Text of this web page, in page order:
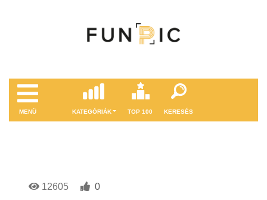
MENÜ KATEGÓRIÁK TOP 100 KERESÉS
12605
0